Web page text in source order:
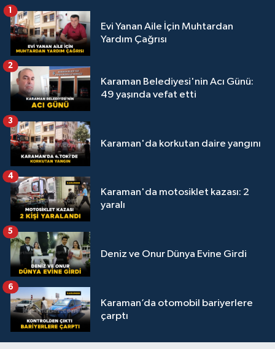
Evi Yanan Aile İçin Muhtardan
Yardım Çağrısı
1
Karaman Belediyesi'nin Acı Günü:
49 yaşında vefat etti
2
Karaman'da korkutan daire yangını
3
Karaman'da motosiklet kazası: 2
yaralı
4
Deniz ve Onur Dünya Evine Girdi
5
Karaman’da otomobil bariyerlere
çarptı
6